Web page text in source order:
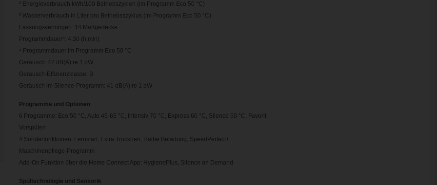
² Energieverbrauch kWh/100 Betriebszyklen (im Programm Eco 50 °C)
³ Wasserverbrauch in Liter pro Betriebsszyklus (im Programm Eco 50 °C)
Fassungsvermögen: 14 Maßgedecke
Programmdauer⁴: 4:30 (h:min)
⁴ Programmdauer im Programm Eco 50 °C
Geräusch: 42 dB(A) re 1 pW
Geräusch-Effizienzklasse: B
Geräusch im Silence-Programm: 41 dB(A) re 1 pW
Programme und Optionen
6 Programme: Eco 50 °C, Auto 45-65 °C, Intensiv 70 °C, Express 60 °C, Silence 50 °C, Favorit
Vorspülen
4 Sonderfunktionen: Fernstart, Extra Trocknen, Halbe Beladung, SpeedPerfect+
Maschinenpflege-Programm
Add-On Funktion über die Home Connect App: HygienePlus, Silence on Demand
Spültechnologie und Sensorik